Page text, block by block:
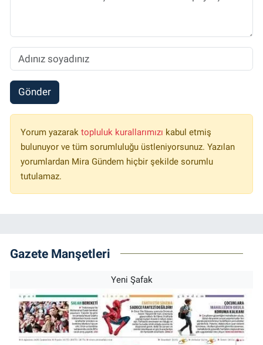
Gönder
Yorum yazarak topluluk kurallarımızı kabul etmiş
bulunuyor ve tüm sorumluluğu üstleniyorsunuz. Yazılan
yorumlardan Mira Gündem hiçbir şekilde sorumlu
tutulamaz.
Gazete Manşetleri
Yeni Şafak